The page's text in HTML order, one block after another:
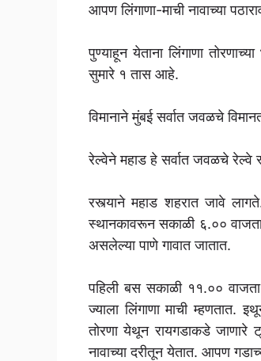
आपण लिंगाणा-माची नावाच्या
पुण्याहून येताना लिंगाणा
सुमारे १ तास आहे.
विमानाने मुंबई सर्वात जवळचे
रेल्वेने महाड हे सर्वात जवळचे
रस्त्याने महाड शहरात जावे
स्थानकावरून सकाळी ६.००
असलेल्या पाणे गावात जातात.
पहिली बस सकाळी ११.०० वाजता
ज्याला लिंगाणा माची म्हणतात.
तोरणा येथून रायगडाकडे जाणारे
नावाच्या दरीतून येतात. आपण